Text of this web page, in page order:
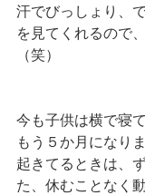
汗でびっしょり、
を見てくれるので
（笑）
今も子供は横で寝て
もう５か月になりま
起きてるときは、
た、休むことなく